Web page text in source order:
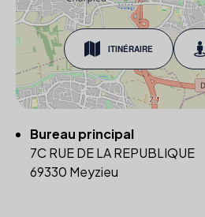
ITINÉRAIRE
Bureau principal
7C RUE DE LA REPUBLIQUE
69330 Meyzieu